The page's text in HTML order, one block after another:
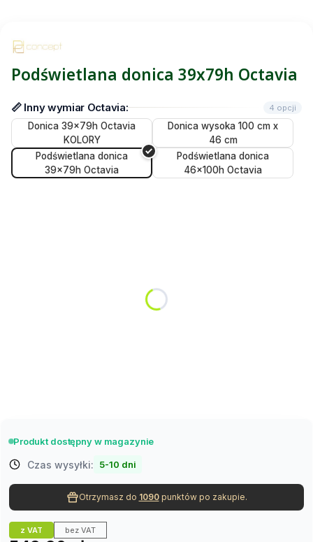
Podświetlana donica 39x79h Octavia
📏 Inny wymiar Octavia: 4 opcji
Donica 39x79h Octavia
KOLORY
Donica wysoka 100 cm x
46 cm
Podświetlana donica
39x79h Octavia
Podświetlana donica
46x100h Octavia
barwa zimna
Produkt dostępny w magazynie
Czas wysyłki: 5-10 dni
Otrzymasz do 1090punktów po zakupie.
z VAT bez VAT